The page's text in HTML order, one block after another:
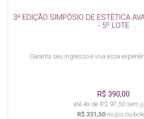
3ª EDIÇÃO SIMPÓSIO DE ESTÉTICA
- 5º LOTE
Garanta seu ingresso e viva essa
R$ 390,00
até 4x de R$ 97,50 sem
R$ 331,50 no pix ou